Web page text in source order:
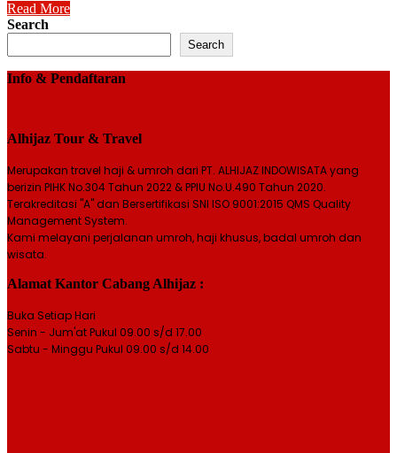
Read More
Search
Search
Info & Pendaftaran
Alhijaz Tour & Travel
Merupakan travel haji & umroh dari PT. ALHIJAZ INDOWISATA yang
berizin PIHK No.304 Tahun 2022 & PPIU No.U.490 Tahun 2020.
Terakreditasi "A" dan Bersertifikasi SNI ISO 9001:2015 QMS Quality
Management System.
Kami melayani perjalanan umroh, haji khusus, badal umroh dan
wisata.
Alamat Kantor Cabang Alhijaz :
Buka Setiap Hari
Senin - Jum'at Pukul 09.00 s/d 17.00
Sabtu - Minggu Pukul 09.00 s/d 14.00